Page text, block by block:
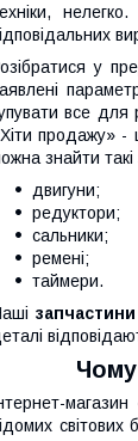
у
все для
продажу» -
знайти
двигуни;
редуктори;
сальники;
ремені;
таймери.
Чому